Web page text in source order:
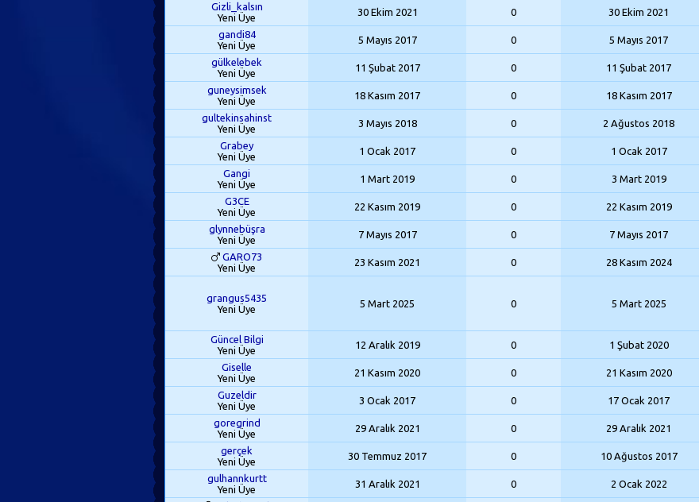
Gizli_kalsın
Yeni Üye
30 Ekim 2021 0
30 Ekim 2021
gandi84
Yeni Üye
5 Mayıs 2017 0
5 Mayıs 2017
gülkelebek
Yeni Üye
11 Şubat 2017 0
11 Şubat 2017
guneysimsek
Yeni Üye
18 Kasım 2017 0
18 Kasım 2017
gultekinsahinst
Yeni Üye
3 Mayıs 2018 0
2 Ağustos 2018
Grabey
Yeni Üye
1 Ocak 2017 0
1 Ocak 2017
Gangi
Yeni Üye
1 Mart 2019 0
3 Mart 2019
G3CE
Yeni Üye
22 Kasım 2019 0
22 Kasım 2019
glynnebüşra
Yeni Üye
7 Mayıs 2017 0
7 Mayıs 2017
GARO73
Yeni Üye
23 Kasım 2021 0 28 Kasım 2024
grangus5435
Yeni Üye
5 Mart 2025 0 5 Mart 2025
Güncel Bilgi
Yeni Üye
12 Aralık 2019 0
1 Şubat 2020
Giselle
Yeni Üye
21 Kasım 2020 0
21 Kasım 2020
Guzeldir
Yeni Üye
3 Ocak 2017 0
17 Ocak 2017
goregrind
Yeni Üye
29 Aralık 2021 0
29 Aralık 2021
gerçek
Yeni Üye
30 Temmuz 2017 0
10 Ağustos 2017
gulhannkurtt
Yeni Üye
31 Aralık 2021 0
2 Ocak 2022